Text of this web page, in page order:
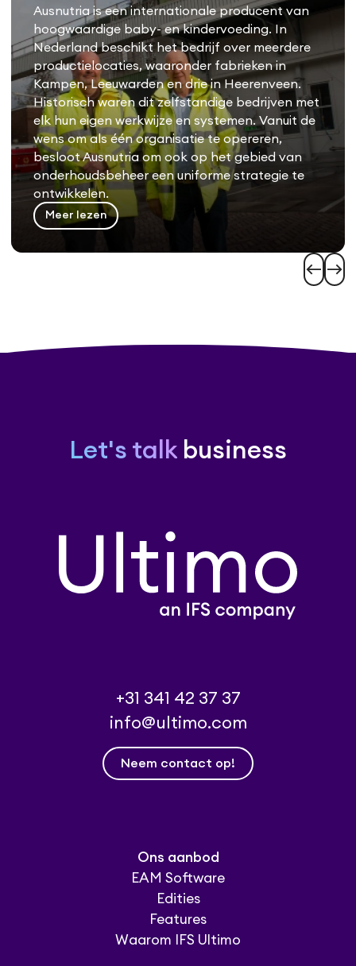
Ausnutria is een internationale producent van
hoogwaardige baby- en kindervoeding. In
Nederland beschikt het bedrijf over meerdere
productielocaties, waaronder fabrieken in
Kampen, Leeuwarden en drie in Heerenveen.
Historisch waren dit zelfstandige bedrijven met
elk hun eigen werkwijze en systemen. Vanuit de
wens om als één organisatie te opereren,
besloot Ausnutria om ook op het gebied van
onderhoudsbeheer een uniforme strategie te
ontwikkelen.
Meer lezen
westeast
Let's talk business
+31 341 42 37 37
info@ultimo.com
Neem contact op!
Ons aanbod
EAM Software
Edities
Features
Waarom IFS Ultimo